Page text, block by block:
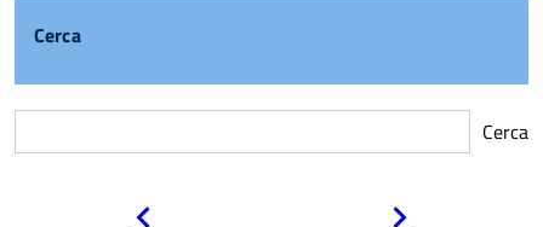
Cerca
Cerca